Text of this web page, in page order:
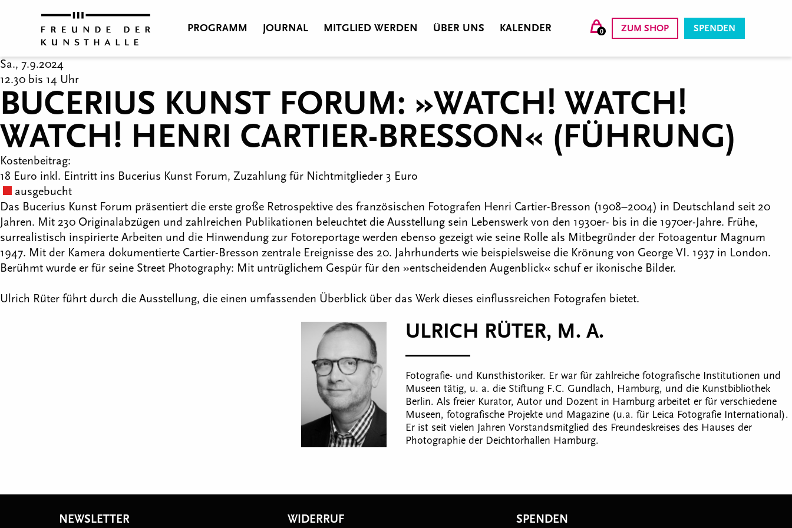
PROGRAMM JOURNAL MITGLIED WERDEN ÜBER UNS KALENDER 0 ZUM SHOP SPENDEN
Sa., 7.9.2024
12.30 bis 14 Uhr
BUCERIUS KUNST FORUM: »WATCH! WATCH!
WATCH! HENRI CARTIER-BRESSON« (FÜHRUNG)
Kostenbeitrag:
18 Euro inkl. Eintritt ins Bucerius Kunst Forum, Zuzahlung für Nichtmitglieder 3 Euro
ausgebucht
Das Bucerius Kunst Forum präsentiert die erste große Retrospektive des französischen Fotografen Henri Cartier-Bresson (1908–2004) in Deutschland seit 20
Jahren. Mit 230 Originalabzügen und zahlreichen Publikationen beleuchtet die Ausstellung sein Lebenswerk von den 1930er- bis in die 1970er-Jahre. Frühe,
surrealistisch inspirierte Arbeiten und die Hinwendung zur Fotoreportage werden ebenso gezeigt wie seine Rolle als Mitbegründer der Fotoagentur Magnum
1947. Mit der Kamera dokumentierte Cartier-Bresson zentrale Ereignisse des 20. Jahrhunderts wie beispielsweise die Krönung von George VI. 1937 in London.
Berühmt wurde er für seine Street Photography: Mit untrüglichem Gespür für den »entscheidenden Augenblick« schuf er ikonische Bilder.
Ulrich Rüter führt durch die Ausstellung, die einen umfassenden Überblick über das Werk dieses einflussreichen Fotografen bietet.
ULRICH RÜTER, M. A.
Fotografie- und Kunsthistoriker. Er war für zahlreiche fotografische Institutionen und
Museen tätig, u. a. die Stiftung F.C. Gundlach, Hamburg, und die Kunstbibliothek
Berlin. Als freier Kurator, Autor und Dozent in Hamburg arbeitet er für verschiedene
Museen, fotografische Projekte und Magazine (u.a. für Leica Fotografie International).
Er ist seit vielen Jahren Vorstandsmitglied des Freundeskreises des Hauses der
Photographie der Deichtorhallen Hamburg.
NEWSLETTER
WIDERRUF
SPENDEN